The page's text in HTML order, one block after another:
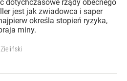
dotychczasowe rządy obecnego
jest jak zwiadowca i saper
określa stopień ryzyka,
miny.